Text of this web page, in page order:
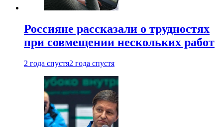
Россияне рассказали о трудностях
при совмещении нескольких работ
2 года спустя2 года спустя